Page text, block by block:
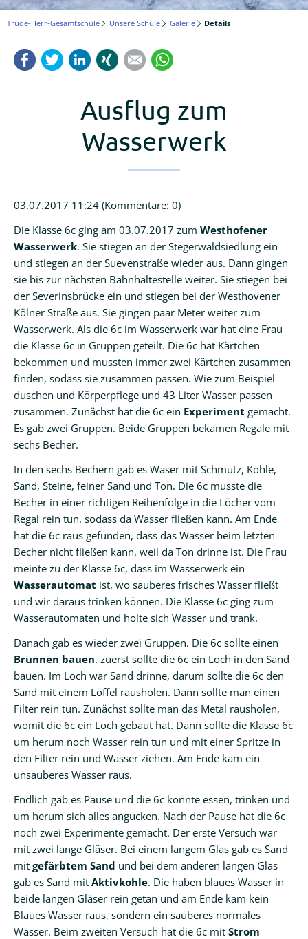
Logineo
Schulmanager
Online
Trude-Herr-Gesamtschule Unsere Schule Galerie Details
FacebookTwitterLinkedInXing Mail
Ausflug zum
Wasserwerk
03.07.2017 11:24 (Kommentare: 0)
Die Klasse 6c ging am 03.07.2017 zum Westhofener
Wasserwerk. Sie stiegen an der Stegerwaldsiedlung ein
und stiegen an der Suevenstraße wieder aus. Dann gingen
sie bis zur nächsten Bahnhaltestelle weiter. Sie stiegen bei
der Severinsbrücke ein und stiegen bei der Westhovener
Kölner Straße aus. Sie gingen paar Meter weiter zum
Wasserwerk. Als die 6c im Wasserwerk war hat eine Frau
die Klasse 6c in Gruppen geteilt. Die 6c hat Kärtchen
bekommen und mussten immer zwei Kärtchen zusammen
finden, sodass sie zusammen passen. Wie zum Beispiel
duschen und Körperpflege und 43 Liter Wasser passen
zusammen. Zunächst hat die 6c ein Experiment gemacht.
Es gab zwei Gruppen. Beide Gruppen bekamen Regale mit
sechs Becher.
In den sechs Bechern gab es Waser mit Schmutz, Kohle,
Sand, Steine, feiner Sand und Ton. Die 6c musste die
Becher in einer richtigen Reihenfolge in die Löcher vom
Regal rein tun, sodass da Wasser fließen kann. Am Ende
hat die 6c raus gefunden, dass das Wasser beim letzten
Becher nicht fließen kann, weil da Ton drinne ist. Die Frau
meinte zu der Klasse 6c, dass im Wasserwerk ein
Wasserautomat ist, wo sauberes frisches Wasser fließt
und wir daraus trinken können. Die Klasse 6c ging zum
Wasserautomaten und holte sich Wasser und trank.
Danach gab es wieder zwei Gruppen. Die 6c sollte einen
Brunnen bauen. zuerst sollte die 6c ein Loch in den Sand
bauen. Im Loch war Sand drinne, darum sollte die 6c den
Sand mit einem Löffel rausholen. Dann sollte man einen
Filter rein tun. Zunächst sollte man das Metal rausholen,
womit die 6c ein Loch gebaut hat. Dann sollte die Klasse 6c
um herum noch Wasser rein tun und mit einer Spritze in
den Filter rein und Wasser ziehen. Am Ende kam ein
unsauberes Wasser raus.
Endlich gab es Pause und die 6c konnte essen, trinken und
um herum sich alles angucken. Nach der Pause hat die 6c
noch zwei Experimente gemacht. Der erste Versuch war
mit zwei lange Gläser. Bei einem langem Glas gab es Sand
mit gefärbtem Sand und bei dem anderen langen Glas
gab es Sand mit Aktivkohle. Die haben blaues Wasser in
beide langen Gläser rein getan und am Ende kam kein
Blaues Wasser raus, sondern ein sauberes normales
Wasser. Beim zweiten Versuch hat die 6c mit Strom